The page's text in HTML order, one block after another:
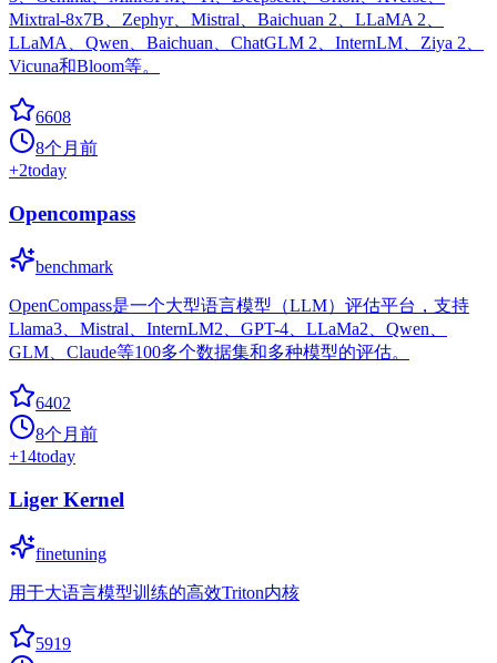
Mixtral-8x7B、Zephyr、Mistral、Baichuan 2、LLaMA 2、
LLaMA、Qwen、Baichuan、ChatGLM 2、InternLM、Ziya 2、
Vicuna和Bloom等。
6608
8个月前
+2today
Opencompass
benchmark
OpenCompass是一个大型语言模型（LLM）评估平台，支持
Llama3、Mistral、InternLM2、GPT-4、LLaMa2、Qwen、
GLM、Claude等100多个数据集和多种模型的评估。
6402
8个月前
+14today
Liger Kernel
finetuning
用于大语言模型训练的高效Triton内核
5919